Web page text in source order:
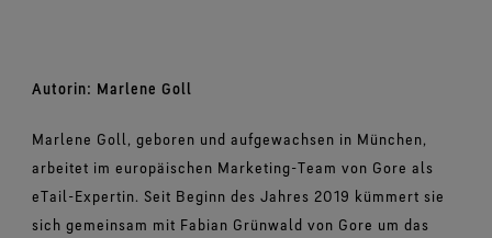
Autorin: Marlene Goll
Marlene Goll, geboren und aufgewachsen in München,
arbeitet im europäischen Marketing-Team von Gore als
eTail-Expertin. Seit Beginn des Jahres 2019 kümmert sie
sich gemeinsam mit Fabian Grünwald von Gore um das